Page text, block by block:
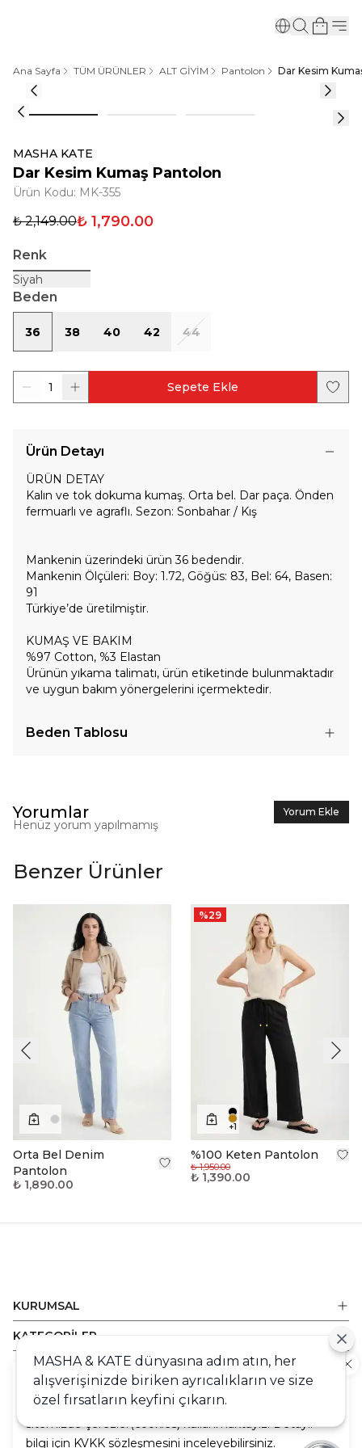
Cookie
Sizlere en iyi alışveriş deneyimini sunabilmek adına
sitemizde çerezler(cookies) kullanmaktayız. Detaylı
bilgi için KVKK sözleşmesini inceleyebilirsiniz.
Ana Sayfa TÜM ÜRÜNLER ALT GİYİM Pantolon Dar Kesim
MASHA KATE
Dar Kesim Kumaş Pantolon
Ürün Kodu: MK-355
₺ 2,149.00₺ 1,790.00
Renk
Siyah
Beden
36 38 40 42 44
1 Sepete Ekle
Ürün Detayı
ÜRÜN DETAY
Kalın ve tok dokuma kumaş. Orta bel. Dar paça. Önden
fermuarlı ve agraflı. Sezon: Sonbahar / Kış
Mankenin üzerindeki ürün 36 bedendir.
Mankenin Ölçüleri: Boy: 1.72, Göğüs: 83, Bel: 64, Basen:
91
Türkiye’de üretilmiştir.
KUMAŞ VE BAKIM
%97 Cotton, %3 Elastan
Ürünün yıkama talimatı, ürün etiketinde bulunmaktadır
ve uygun bakım yönergelerini içermektedir.
Beden Tablosu
Yorumlar Yorum Ekle
Henüz yorum yapılmamış
Benzer Ürünler
Orta Bel Denim
Pantolon
₺ 1,890.00
%29
+1
%100 Keten Pantolon
₺ 1,950.00
₺ 1,390.00
KURUMSAL
KATEGORİLER
ALIŞVERİŞ
DESTEK
MASHA & KATE dünyasına adım atın, her
alışverişinizde biriken ayrıcalıkların ve size
özel fırsatların keyfini çıkarın.